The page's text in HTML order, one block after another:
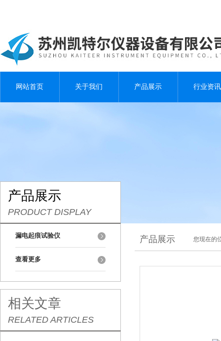
网站首页 关于我们 产品展示 行业资讯
产品展示
PRODUCT DISPLAY
漏电起痕试验仪
查看更多
相关文章
RELATED ARTICLES
产品展示 您现在的